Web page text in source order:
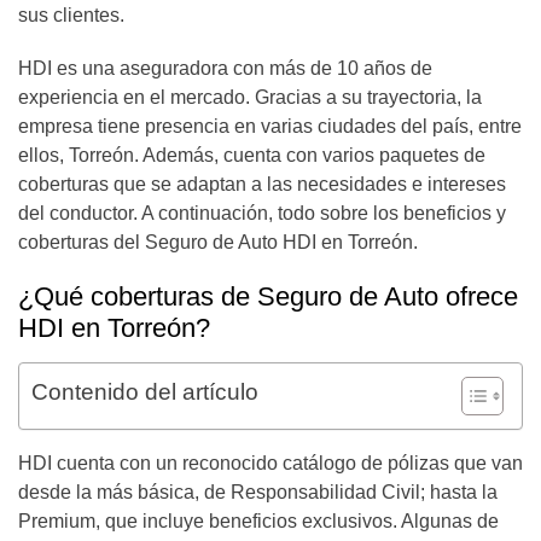
sus clientes.
HDI es una aseguradora con más de 10 años de
experiencia en el mercado. Gracias a su trayectoria, la
empresa tiene presencia en varias ciudades del país, entre
ellos, Torreón. Además, cuenta con varios paquetes de
coberturas que se adaptan a las necesidades e intereses
del conductor. A continuación, todo sobre los beneficios y
coberturas del Seguro de Auto HDI en Torreón.
¿Qué coberturas de Seguro de Auto ofrece
HDI en Torreón?
Contenido del artículo
HDI cuenta con un reconocido catálogo de pólizas que van
desde la más básica, de Responsabilidad Civil; hasta la
Premium, que incluye beneficios exclusivos. Algunas de